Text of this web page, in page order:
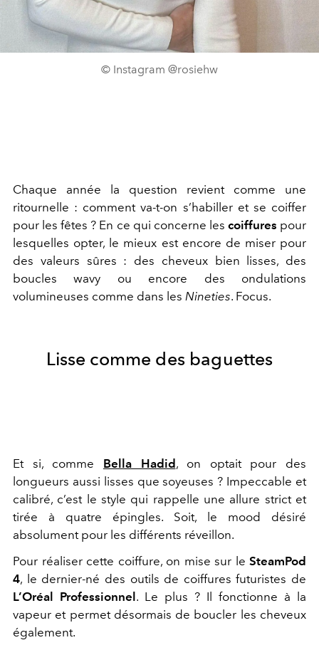
© Instagram @rosiehw
Chaque année la question revient comme une
ritournelle : comment va-t-on s’habiller et se coiffer
pour les fêtes ? En ce qui concerne les coiffures pour
lesquelles opter, le mieux est encore de miser pour
des valeurs sûres : des cheveux bien lisses, des
boucles wavy ou encore des ondulations
volumineuses comme dans les Nineties. Focus.
Lisse comme des baguettes
Et si, comme Bella Hadid , on optait pour des
longueurs aussi lisses que soyeuses ? Impeccable et
calibré, c’est le style qui rappelle une allure strict et
tirée à quatre épingles. Soit, le mood désiré
absolument pour les différents réveillon.
Pour réaliser cette coiffure, on mise sur le SteamPod
4, le dernier-né des outils de coiffures futuristes de
L’Oréal Professionnel . Le plus ? Il fonctionne à la
vapeur et permet désormais de boucler les cheveux
également.